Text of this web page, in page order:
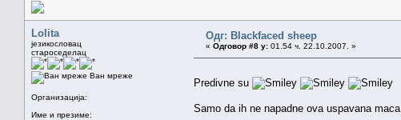
Lolita
језикословац
староседелац
Ван мреже
Организација:
Име и презиме:
Одг: Blackfaced sheep
« Одговор #8 у: 01.54 ч. 22.10.2007. »
Predivne su
Samo da ih ne napadne ova uspavana